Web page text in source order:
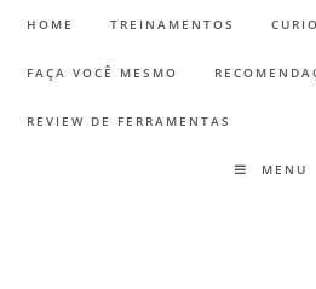
HOME TREINAMENTOS
FAÇA VOCÊ MESMO
REVIEW DE FERRAMENTAS
MENU